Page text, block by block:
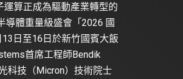
算正成為驅動產業轉型的
導體重量級盛會「2026 國
日至16日於新竹國賓大飯
首席工程師Bendik
科技（Micron）技術院士